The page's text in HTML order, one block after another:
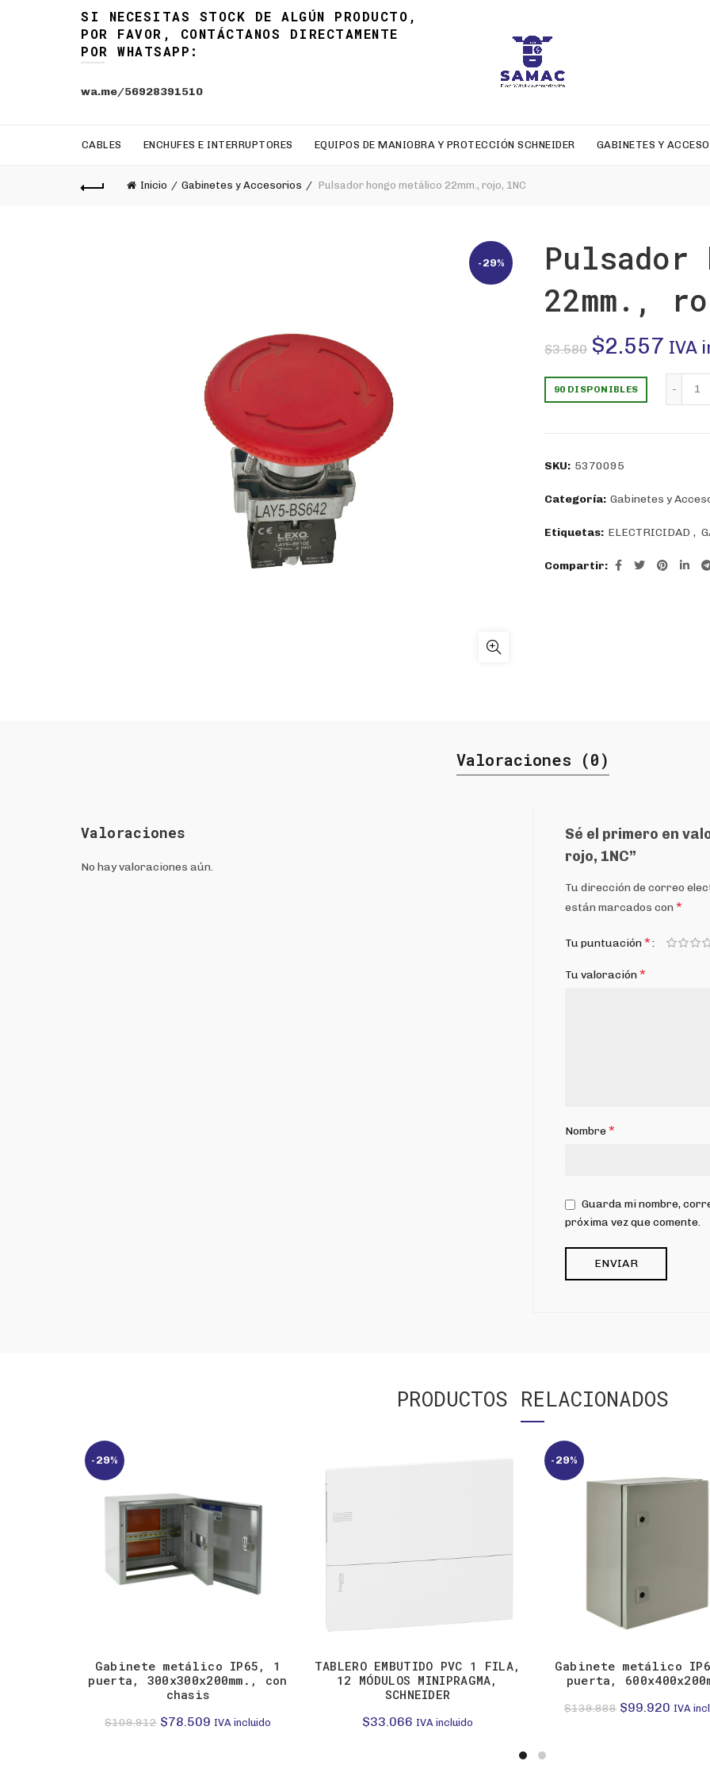
SI NECESITAS STOCK DE ALGÚN PRODUCTO,
POR FAVOR, CONTÁCTANOS DIRECTAMENTE
POR WHATSAPP:
wa.me/56928391510
CABLES ENCHUFES E INTERRUPTORES EQUIPOS DE MANIOBRA Y PROTECCIÓN SCHNEIDER GABINETES Y
Inicio Gabinetes y Accesorios Pulsador hongo metálico 22mm., rojo, 1NC
-29%
Pulsador
22mm.,
$3.580 El
precio
$2.557 El
IVA
90 DISPONIBLES
SKU: 5370095
Categoría: Gabinetes y
Etiquetas: ELECTRICIDAD ,
Compartir
Valoraciones (0)
Valoraciones
No hay valoraciones aún.
Sé el primero en
rojo, 1NC”
Tu dirección de correo
están marcados con *
Tu puntuación*
Tu valoración*
Nombre*
Guarda mi nombre,
próxima vez que comente.
PRODUCTOS RELACIONADOS
-29%
Gabinete metálico IP65, 1
puerta, 300x300x200mm., con
chasis
$109.912 El
$78.509 El
IVA incluido
TABLERO EMBUTIDO PVC 1 FILA,
12 MÓDULOS MINIPRAGMA,
SCHNEIDER
$33.066 IVA incluido
-29%
Gabinete metálico
puerta,
$139.888 El
$99.920 El
IVA